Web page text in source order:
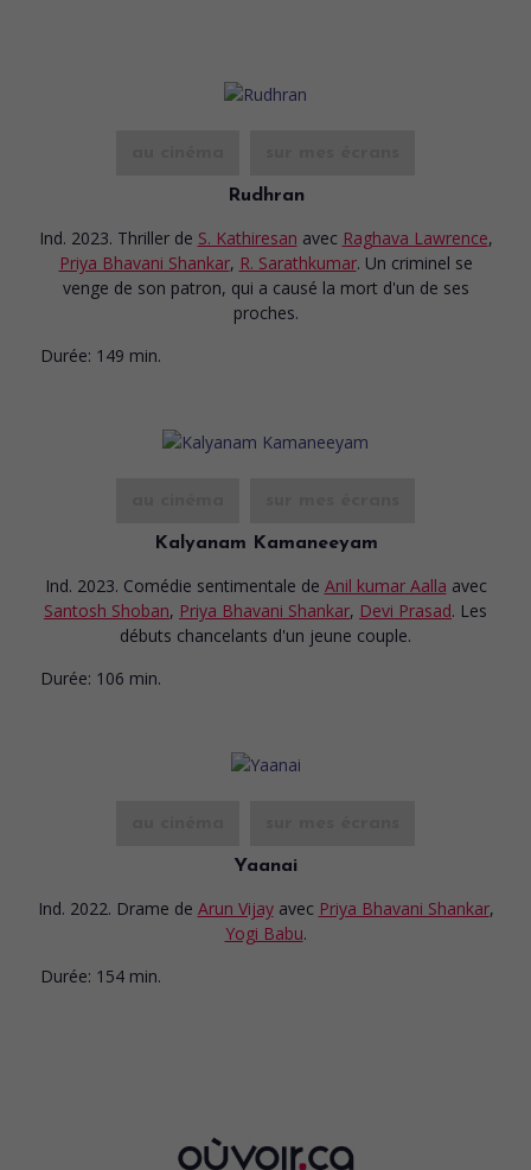
Rudhran
Ind. 2023. Thriller de S. Kathiresan avec Raghava Lawrence,
Priya Bhavani Shankar, R. Sarathkumar. Un criminel se
venge de son patron, qui a causé la mort d'un de ses
proches.
Durée: 149 min.
Kalyanam Kamaneeyam
Ind. 2023. Comédie sentimentale de Anil kumar Aalla avec
Santosh Shoban, Priya Bhavani Shankar, Devi Prasad. Les
débuts chancelants d'un jeune couple.
Durée: 106 min.
Yaanai
Ind. 2022. Drame de Arun Vijay avec Priya Bhavani Shankar,
Yogi Babu.
Durée: 154 min.